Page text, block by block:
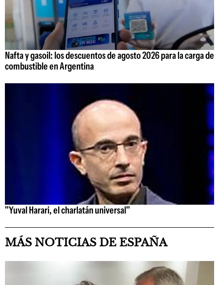
Nafta y gasoil: los descuentos de agosto 2026 para la carga de
combustible en Argentina
"Yuval Harari, el charlatán universal"
MÁS NOTICIAS DE ESPAÑA